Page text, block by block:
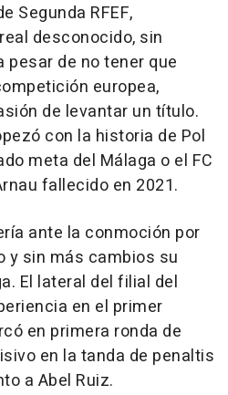
Segunda RFEF,
desconocido, sin
pesar de no tener que
europea,
de levantar un título.
con la historia de Pol
meta del Málaga o el FC
fallecido en 2021.
ante la conmoción por
y sin más cambios su
El lateral del filial del
en el primer
en primera ronda de
en la tanda de penaltis
a Abel Ruiz.